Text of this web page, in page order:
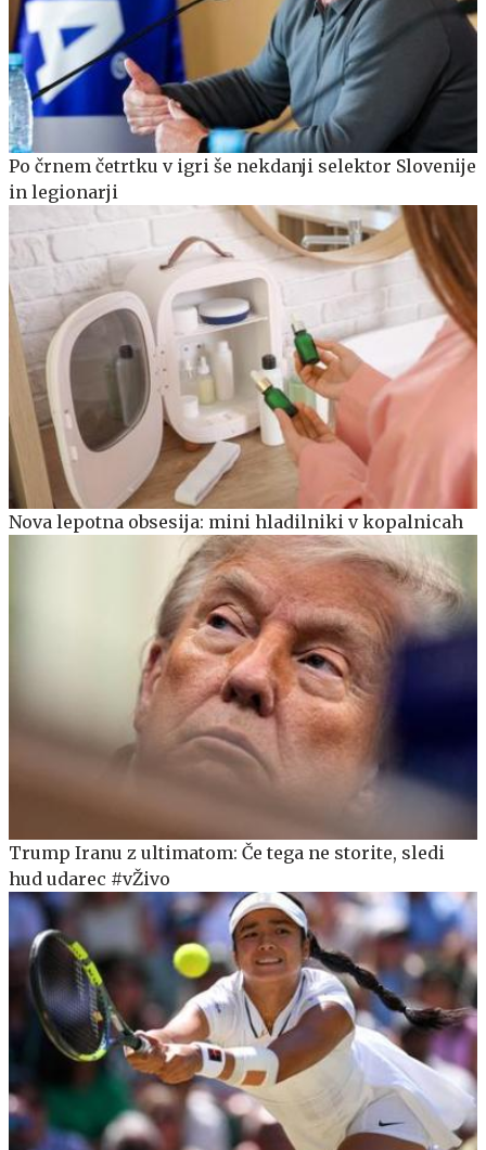
Po črnem četrtku v igri še nekdanji selektor Slovenije
in legionarji
Nova lepotna obsesija: mini hladilniki v kopalnicah
Trump Iranu z ultimatom: Če tega ne storite, sledi
hud udarec #vŽivo